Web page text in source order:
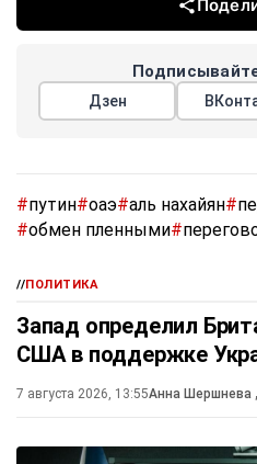
Дзен
#путин#оаэ#аль нахайян#
#обмен пленными#
//ПОЛИТИКА
Запад определил
США в поддержке
7 августа 2026, 13:55Анна Шершнева